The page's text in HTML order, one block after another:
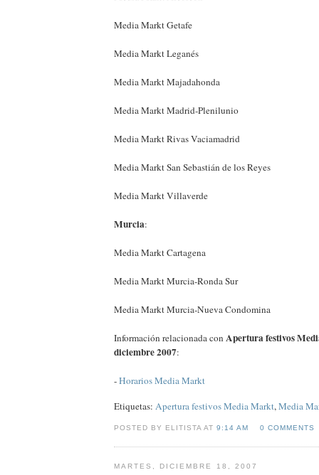
Media Markt Getafe
Media Markt Leganés
Media Markt Majadahonda
Media Markt Madrid-Plenilunio
Media Markt Rivas Vaciamadrid
Media Markt San Sebastián de los Reyes
Media Markt Villaverde
Murcia:
Media Markt Cartagena
Media Markt Murcia-Ronda Sur
Media Markt Murcia-Nueva Condomina
Información relacionada con Apertura festivos
diciembre 2007:
-Horarios Media Markt
Etiquetas: Apertura festivos Media Markt,Media
POSTED BY ELITISTA AT9:14 AM 0 COMMENTS
MARTES, DICIEMBRE 18, 2007